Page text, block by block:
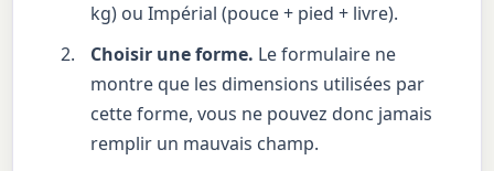
kg) ou Impérial (pouce + pied + livre).
Choisir une forme. Le formulaire ne
montre que les dimensions utilisées par
cette forme, vous ne pouvez donc jamais
remplir un mauvais champ.